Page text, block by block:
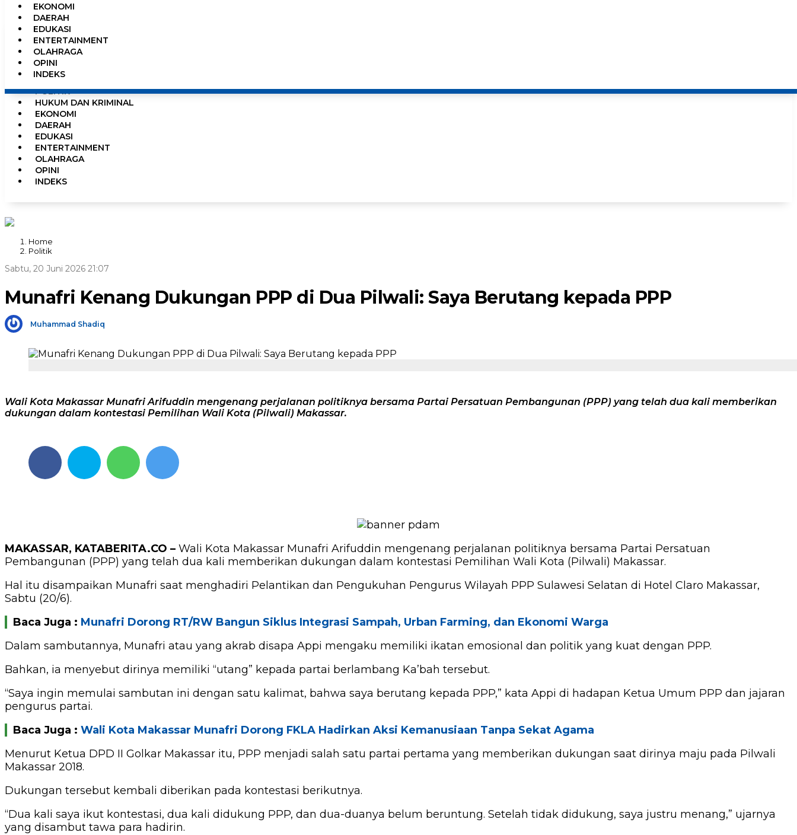
0%
HOME
NEWS
PEMERINTAHAN
POLITIK
HUKUM DAN KRIMINAL
EKONOMI
DAERAH
EDUKASI
ENTERTAINMENT
OLAHRAGA
OPINI
INDEKS
EKONOMI
DAERAH
EDUKASI
ENTERTAINMENT
OLAHRAGA
OPINI
INDEKS
Home
Politik
Sabtu, 20 Juni 2026 21:07
Munafri Kenang Dukungan PPP di Dua Pilwali: Saya Berutang kepada PPP
Muhammad Shadiq
Wali Kota Makassar Munafri Arifuddin mengenang perjalanan politiknya bersama Partai Persatuan Pembangunan (PPP) yang telah dua kali memberikan
dukungan dalam kontestasi Pemilihan Wali Kota (Pilwali) Makassar.
MAKASSAR, KATABERITA.CO – Wali Kota Makassar Munafri Arifuddin mengenang perjalanan politiknya bersama Partai Persatuan
Pembangunan (PPP) yang telah dua kali memberikan dukungan dalam kontestasi Pemilihan Wali Kota (Pilwali) Makassar.
Hal itu disampaikan Munafri saat menghadiri Pelantikan dan Pengukuhan Pengurus Wilayah PPP Sulawesi Selatan di Hotel Claro Makassar,
Sabtu (20/6).
Baca Juga : Munafri Dorong RT/RW Bangun Siklus Integrasi Sampah, Urban Farming, dan Ekonomi Warga
Dalam sambutannya, Munafri atau yang akrab disapa Appi mengaku memiliki ikatan emosional dan politik yang kuat dengan PPP.
Bahkan, ia menyebut dirinya memiliki “utang” kepada partai berlambang Ka’bah tersebut.
“Saya ingin memulai sambutan ini dengan satu kalimat, bahwa saya berutang kepada PPP,” kata Appi di hadapan Ketua Umum PPP dan jajaran
pengurus partai.
Baca Juga : Wali Kota Makassar Munafri Dorong FKLA Hadirkan Aksi Kemanusiaan Tanpa Sekat Agama
Menurut Ketua DPD II Golkar Makassar itu, PPP menjadi salah satu partai pertama yang memberikan dukungan saat dirinya maju pada Pilwali
Makassar 2018.
Dukungan tersebut kembali diberikan pada kontestasi berikutnya.
“Dua kali saya ikut kontestasi, dua kali didukung PPP, dan dua-duanya belum beruntung. Setelah tidak didukung, saya justru menang,” ujarnya
yang disambut tawa para hadirin.